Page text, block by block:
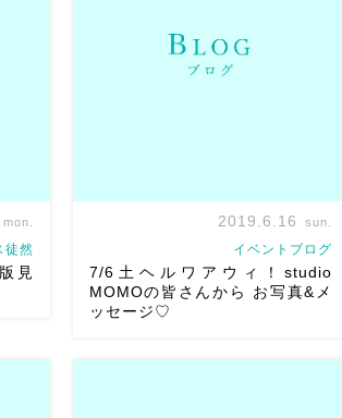
分
たのでシェア。 https://figblog.info/?
p=8202&amp […]
mon.
徒然
見
2019.6.16 sun.
イベントブログ
7/6土ヘルワアウィ！studio
MOMOの皆さんから お写真&メ
ッセージ♡